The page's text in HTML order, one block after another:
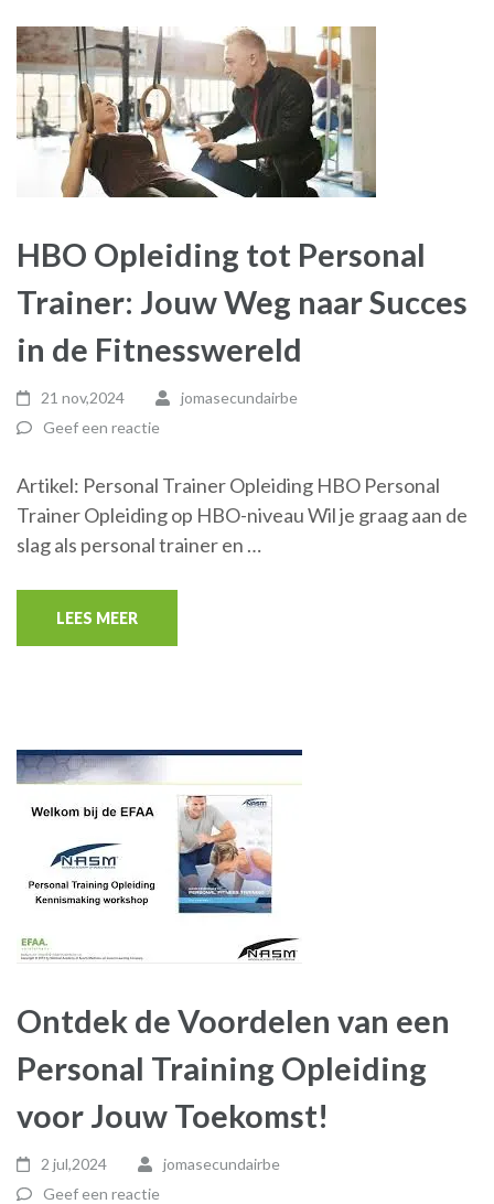
HBO Opleiding tot Personal
Trainer: Jouw Weg naar Succes
in de Fitnesswereld
21 nov,2024
jomasecundairbe
Geef een reactie
Artikel: Personal Trainer Opleiding HBO Personal
Trainer Opleiding op HBO-niveau Wil je graag aan de
slag als personal trainer en …
LEES MEER
Ontdek de Voordelen van een
Personal Training Opleiding
voor Jouw Toekomst!
2 jul,2024
jomasecundairbe
Geef een reactie